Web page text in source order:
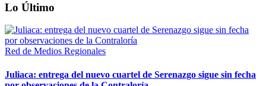
Lo Último
Red de Medios Regionales
Juliaca: entrega del nuevo cuartel de Serenazgo sigue sin fecha